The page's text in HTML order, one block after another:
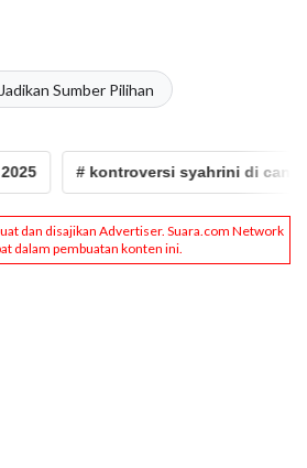
Jadikan Sumber Pilihan
# kontroversi syahrini di cannes